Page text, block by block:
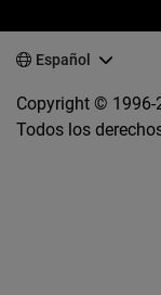
Español
Copyright © 1996-
Todos los